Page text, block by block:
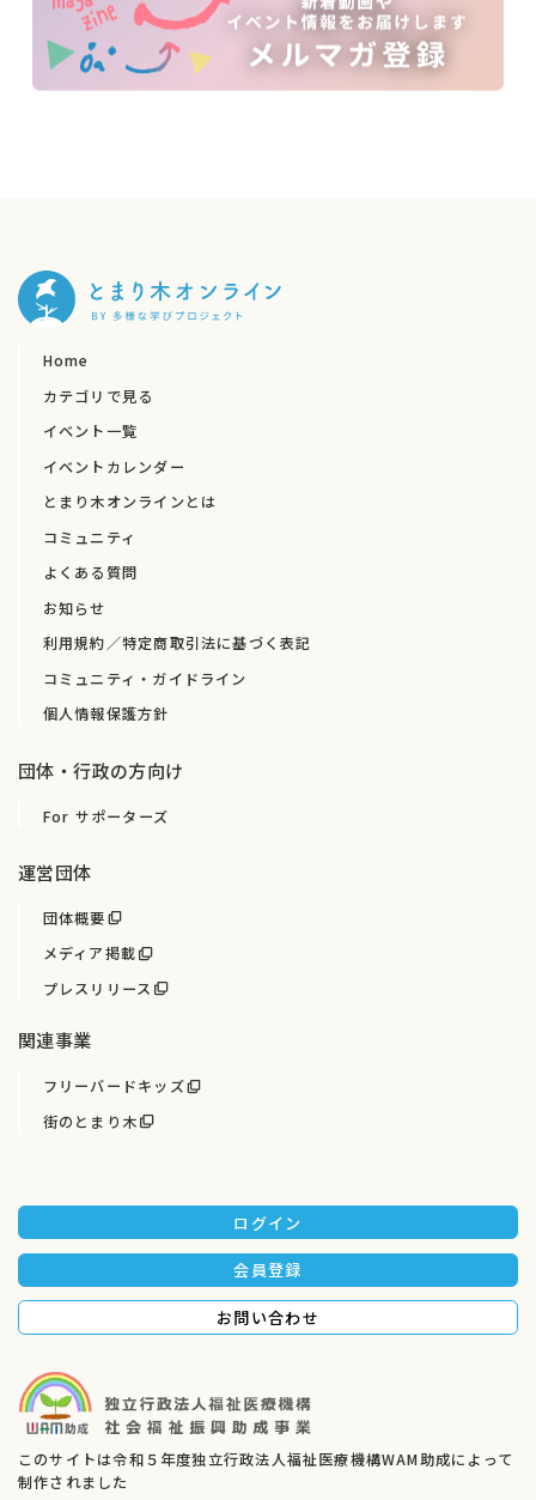
Home
カテゴリで見る
イベント一覧
イベントカレンダー
とまり木オンラインとは
コミュニティ
よくある質問
お知らせ
利用規約／特定商取引法に基づく表記
コミュニティ・ガイドライン
個人情報保護方針
団体・行政の方向け
For サポーターズ
運営団体
団体概要
メディア掲載
プレスリリース
関連事業
フリーバードキッズ
街のとまり木
ログイン
会員登録
お問い合わせ
このサイトは令和５年度独立行政法人福祉医療機構WAM助成によって
制作されました